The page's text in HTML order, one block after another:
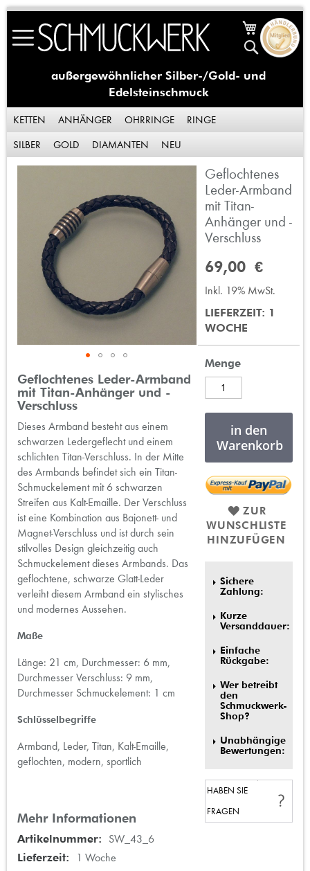
to
Content
Mein
Suche
außergewöhnlicher Silber-/Gold- und
Edelsteinschmuck
KETTEN ANHÄNGER OHRRINGE
RINGE
SILBER
GOLD DIAMANTEN NEU
Bildergalerie
springen
Zum
Anfang
der
springen
Geflochtenes
Leder-Armband
mit Titan-
Anhänger und -
Verschluss
69,00 €
Inkl. 19% MwSt.
LIEFERZEIT: 1
WOCHE
Menge
in den
Warenkorb
ZUR
WUNSCHLISTE
HINZUFÜGEN
Sichere
Zahlung:
Kurze
Versanddauer:
Einfache
Rückgabe:
Wer betreibt
den
Schmuckwerk-
Shop?
Unabhängige
Bewertungen:
HABEN SIE
FRAGEN
Geflochtenes Leder-Armband
mit Titan-Anhänger und -
Verschluss
Dieses Armband besteht aus einem
schwarzen Ledergeflecht und einem
schlichten Titan-Verschluss. In der Mitte
des Armbands befindet sich ein Titan-
Schmuckelement mit 6 schwarzen
Streifen aus Kalt-Emaille. Der Verschluss
ist eine Kombination aus Bajonett- und
Magnet-Verschluss und ist durch sein
stilvolles Design gleichzeitig auch
Schmuckelement dieses Armbands. Das
geflochtene, schwarze Glatt-Leder
verleiht diesem Armband ein stylisches
und modernes Aussehen.
Maße
Länge: 21 cm, Durchmesser: 6 mm,
Durchmesser Verschluss: 9 mm,
Durchmesser Schmuckelement: 1 cm
Schlüsselbegriffe
Armband, Leder, Titan, Kalt-Emaille,
geflochten, modern, sportlich
Mehr Informationen
Mehr
Informationen
SW_43_6
1 Woche